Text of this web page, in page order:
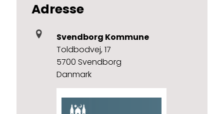
Adresse
Svendborg Kommune
Toldbodvej, 17
5700 Svendborg
Danmark